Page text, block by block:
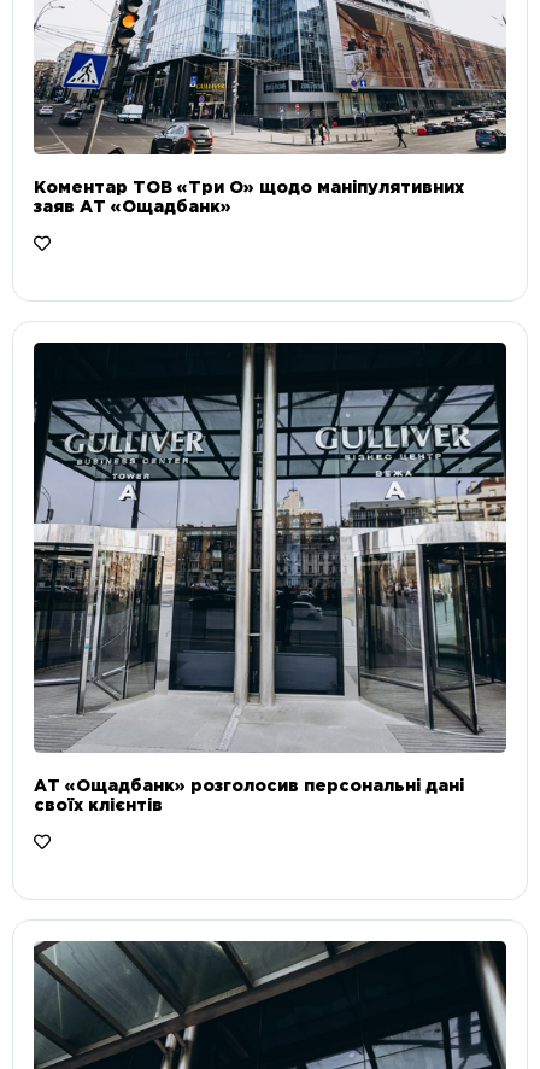
Коментар ТОВ «Три О» щодо маніпулятивних
заяв АТ «Ощадбанк»
АТ «Ощадбанк» розголосив персональні дані
своїх клієнтів